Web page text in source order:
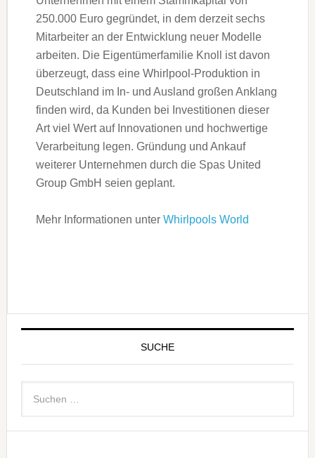
250.000 Euro gegründet, in dem derzeit sechs
Mitarbeiter an der Entwicklung neuer Modelle
arbeiten. Die Eigentümerfamilie Knoll ist davon
überzeugt, dass eine Whirlpool-Produktion in
Deutschland im In- und Ausland großen Anklang
finden wird, da Kunden bei Investitionen dieser
Art viel Wert auf Innovationen und hochwertige
Verarbeitung legen. Gründung und Ankauf
weiterer Unternehmen durch die Spas United
Group GmbH seien geplant.
Mehr Informationen unter Whirlpools World
SUCHE